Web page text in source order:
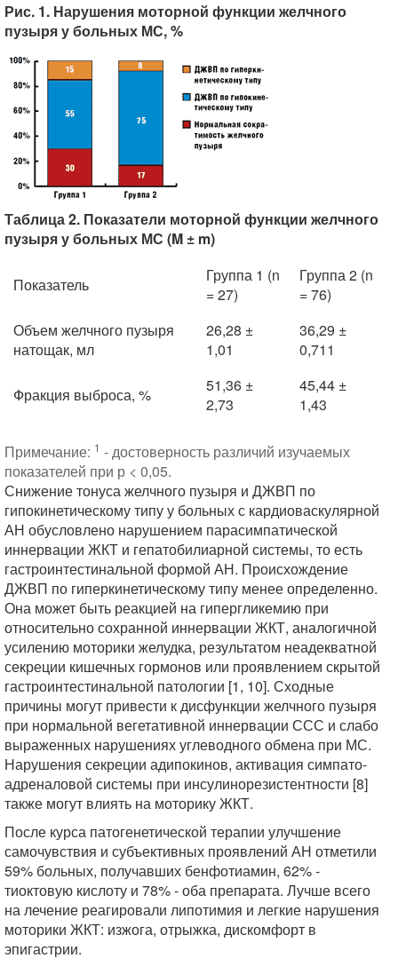
Рис. 1. Нарушения моторной функции желчного
пузыря у больных МС, %
Таблица 2. Показатели моторной функции желчного
пузыря у больных МС (M ± m)
Показатель
Группа 1 (n
= 27)
Группа 2 (n
= 76)
Объем желчного пузыря
натощак, мл
26,28 ±
1,01
36,29 ±
0,711
Фракция выброса, %
51,36 ±
2,73
45,44 ±
1,43
Примечание: 1 - достоверность различий изучаемых
показателей при р < 0,05.
Снижение тонуса желчного пузыря и ДЖВП по
гипокинетическому типу у больных с кардиоваскулярной
АН обусловлено нарушением парасимпатической
иннервации ЖКТ и гепатобилиарной системы, то есть
гастроинтестинальной формой АН. Происхождение
ДЖВП по гиперкинетическому типу менее определенно.
Она может быть реакцией на гипергликемию при
относительно сохранной иннервации ЖКТ, аналогичной
усилению моторики желудка, результатом неадекватной
секреции кишечных гормонов или проявлением скрытой
гастроинтестинальной патологии [1, 10]. Сходные
причины могут привести к дисфункции желчного пузыря
при нормальной вегетативной иннервации ССС и слабо
выраженных нарушениях углеводного обмена при МС.
Нарушения секреции адипокинов, активация симпато-
адреналовой системы при инсулинорезистентности [8]
также могут влиять на моторику ЖКТ.
После курса патогенетической терапии улучшение
самочувствия и субъективных проявлений АН отметили
59% больных, получавших бенфотиамин, 62% -
тиоктовую кислоту и 78% - оба препарата. Лучше всего
на лечение реагировали липотимия и легкие нарушения
моторики ЖКТ: изжога, отрыжка, дискомфорт в
эпигастрии.